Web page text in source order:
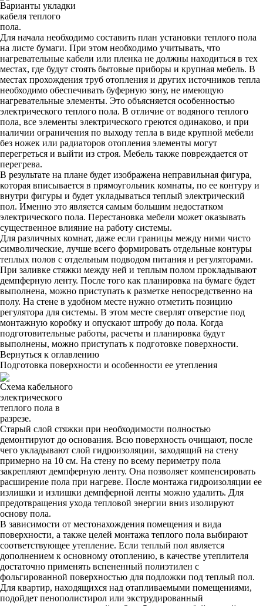
Варианты укладки
кабеля теплого
пола.
Для начала необходимо составить план установки теплого пола
на листе бумаги. При этом необходимо учитывать, что
нагревательные кабели или пленка не должны находиться в тех
местах, где будут стоять бытовые приборы и крупная мебель. В
местах прохождения труб отопления и других источников тепла
необходимо обеспечивать буферную зону, не имеющую
нагревательные элементы. Это объясняется особенностью
электрического теплого пола. В отличие от водяного теплого
пола, все элементы электрического греются одинаково, и при
наличии ограничения по выходу тепла в виде крупной мебели
без ножек или радиаторов отопления элементы могут
перегреться и выйти из строя. Мебель также повреждается от
перегрева.
В результате на плане будет изображена неправильная фигура,
которая вписывается в прямоугольник комнаты, по ее контуру и
внутри фигуры и будет укладываться теплый электрический
пол. Именно это является самым большим недостатком
электрического пола. Перестановка мебели может оказывать
существенное влияние на работу системы.
Для различных комнат, даже если границы между ними чисто
символические, лучше всего формировать отдельные контуры
теплых полов с отдельным подводом питания и регуляторами.
При заливке стяжки между ней и теплым полом прокладывают
демпферную ленту. После того как планировка на бумаге будет
выполнена, можно приступать к разметке непосредственно на
полу. На стене в удобном месте нужно отметить позицию
регулятора для системы. В этом месте сверлят отверстие под
монтажную коробку и опускают штробу до пола. Когда
подготовительные работы, расчеты и планировка будут
выполнены, можно приступать к подготовке поверхности.
Вернуться к оглавлению
Подготовка поверхности и особенности ее утепления
Схема кабельного
электрического
теплого пола в
разрезе.
Старый слой стяжки при необходимости полностью
демонтируют до основания. Всю поверхность очищают, после
чего укладывают слой гидроизоляции, заходящий на стену
примерно на 10 см. На стену по всему периметру пола
закрепляют демпферную ленту. Она позволяет компенсировать
расширение пола при нагреве. После монтажа гидроизоляции ее
излишки и излишки демпферной ленты можно удалить. Для
предотвращения ухода тепловой энергии вниз изолируют
основу пола.
В зависимости от местонахождения помещения и вида
поверхности, а также целей монтажа теплого пола выбирают
соответствующее утепление. Если теплый пол является
дополнением к основному отоплению, в качестве утеплителя
достаточно применять вспененный полиэтилен с
фольгированной поверхностью для подложки под теплый пол.
Для квартир, находящихся над отапливаемыми помещениями,
подойдет пенополистирол или экструдированный